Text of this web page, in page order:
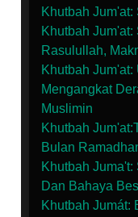
Khutbah
Khutbah Jum'at:
Rasulullah,
Khutbah
Mengangkat
Muslimin
Khutbah
Bulan
Khutbah
Dan Bahaya
Khutbah Jumát: